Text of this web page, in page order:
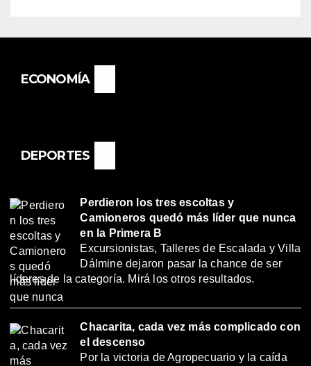
ECONOMÍA
DEPORTES
Perdieron los tres escoltas y
Camioneros quedó más líder que nunca
en la Primera B
Excursionistas, Talleres de Escalada y Villa
Dálmine dejaron pasar la chance de ser
líderes de la categoría. Mirá los otros resultados.
Chacarita, cada vez más complicado con
el descenso
Por la victoria de Agropecuario y la caída